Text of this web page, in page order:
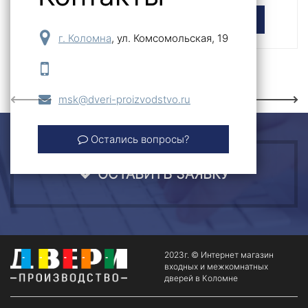
Previous Next
ОСТАВИТЬ ЗАЯВКУ
г. Коломна, ул. Комсомольская, 19
msk@dveri-proizvodstvo.ru
Остались вопросы?
2023г. © Интернет магазин
входных и межкомнатных
дверей в Коломне